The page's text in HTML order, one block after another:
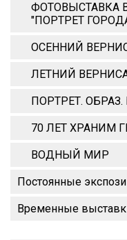
ФОТОВЫСТАВКА
"ПОРТРЕТ
ОСЕННИЙ
ЛЕТНИЙ
ПОРТРЕТ.
70 ЛЕТ ХРАНИМ
ВОДНЫЙ МИР
Постоянные
Временные